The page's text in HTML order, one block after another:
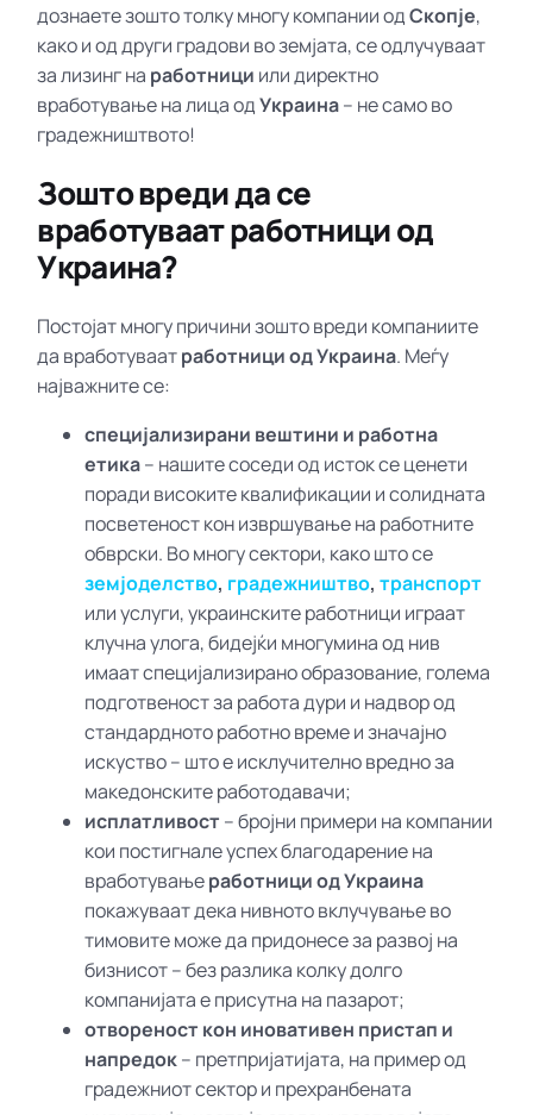
дознаете зошто толку многу компании одСкопје,
како и од други градови во земјата, се одлучуваат
за лизинг на работници или директно
вработување на лица одУкраина– не само во
градежништвото!
Зошто вреди да се
вработуваат работници од
Украина?
Постојат многу причини зошто вреди компаниите
да вработуваатработници од Украина. Меѓу
најважните се:
специјализирани вештини и работна
етика– нашите соседи од исток се ценети
поради високите квалификации и солидната
посветеност кон извршување на работните
обврски. Во многу сектори, како што се
земјоделство, градежништво,транспорт
или услуги, украинските работници играат
клучна улога, бидејќи многумина од нив
имаат специјализирано образование, голема
подготвеност за работа дури и надвор од
стандардното работно време и значајно
искуство – што е исклучително вредно за
македонските работодавачи;
исплатливост – бројни примери на компании
кои постигнале успех благодарение на
вработувањеработници од Украина
покажуваат дека нивното вклучување во
тимовите може да придонесе за развој на
бизнисот – без разлика колку долго
компанијата е присутна на пазарот;
отвореност кон иновативен пристап и
напредок– претпријатијата, на пример од
градежниот сектор и прехранбената